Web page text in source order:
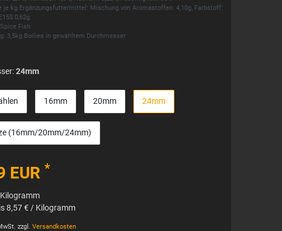
je kg Ergänzungsfuttermittel: Mischung von Aromastoffen: 4,10g, Farbstoff:
Fish
3,5kg Boilies in gewähltem Durchmesser
24mm
16mm 20mm 24mm
(16mm/20mm/24mm)
EUR *
Kilogramm
8,57 € / Kilogramm
zzgl. Versandkosten